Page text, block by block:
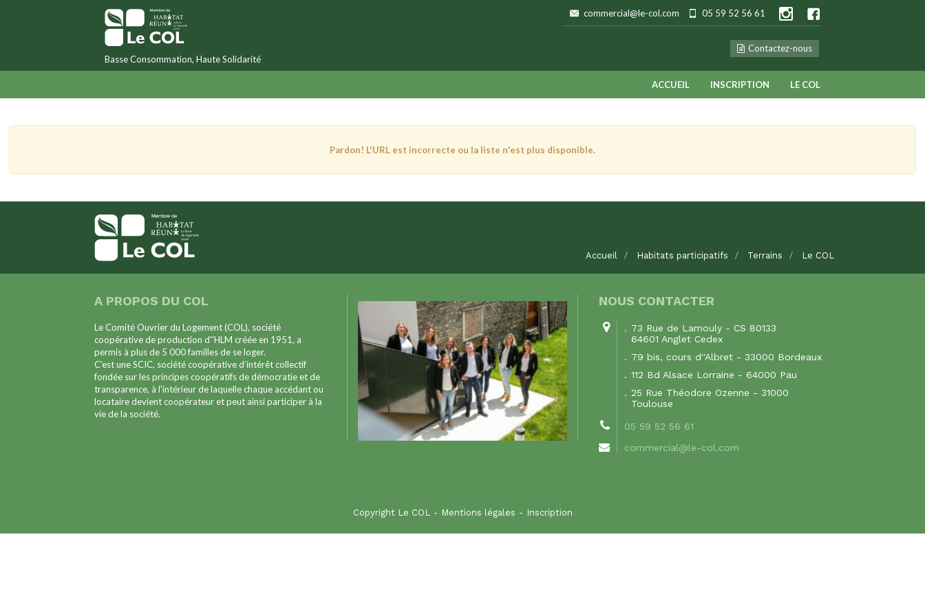
Basse Consommation, Haute Solidarité
commercial@le-col.com 05 59 52 56 61
Contactez-nous
ACCUEIL INSCRIPTION LE COL
Pardon! L'URL est incorrecte ou la liste n'est plus disponible.
Accueil Habitats participatifs Terrains Le COL
A PROPOS DU COL
Le Comité Ouvrier du Logement (COL), société
coopérative de production d''HLM créée en 1951, a
permis à plus de 5 000 familles de se loger.
C'est une SCIC, société coopérative d’intérêt collectif
fondée sur les principes coopératifs de démocratie et de
transparence, à l'intérieur de laquelle chaque accédant ou
locataire devient coopérateur et peut ainsi participer à la
vie de la société.
NOUS CONTACTER
73 Rue de Lamouly - CS 80133
64601 Anglet Cedex
79 bis, cours d''Albret - 33000 Bordeaux
112 Bd Alsace Lorraine - 64000 Pau
25 Rue Théodore Ozenne - 31000
Toulouse
05 59 52 56 61
commercial@le-col.com
Copyright Le COL Mentions légales Inscription